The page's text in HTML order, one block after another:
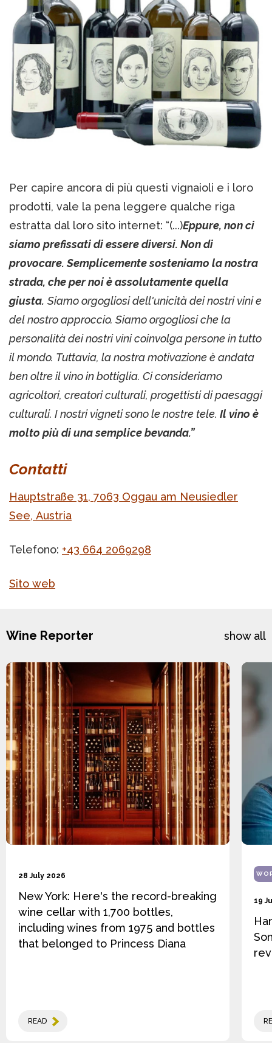
Per capire ancora di più questi vignaioli e i loro
prodotti, vale la pena leggere qualche riga
estratta dal loro sito internet: “(...)Eppure, non ci
siamo prefissati di essere diversi. Non di
provocare. Semplicemente sosteniamo la nostra
strada, che per noi è assolutamente quella
giusta. Siamo orgogliosi dell'unicità dei nostri vini e
del nostro approccio. Siamo orgogliosi che la
personalità dei nostri vini coinvolga persone in tutto
il mondo. Tuttavia, la nostra motivazione è andata
ben oltre il vino in bottiglia. Ci consideriamo
agricoltori, creatori culturali, progettisti di paesaggi
culturali. I nostri vigneti sono le nostre tele. Il vino è
molto più di una semplice bevanda.”
Contatti
Hauptstraße 31, 7063 Oggau am Neusiedler
See, Austria
Telefono: +43 664 2069298
Sito web
Wine Reporter show all
28 July 2026
New York: Here's the record-breaking
wine cellar with 1,700 bottles,
including wines from 1975 and bottles
that belonged to Princess Diana
READ
19